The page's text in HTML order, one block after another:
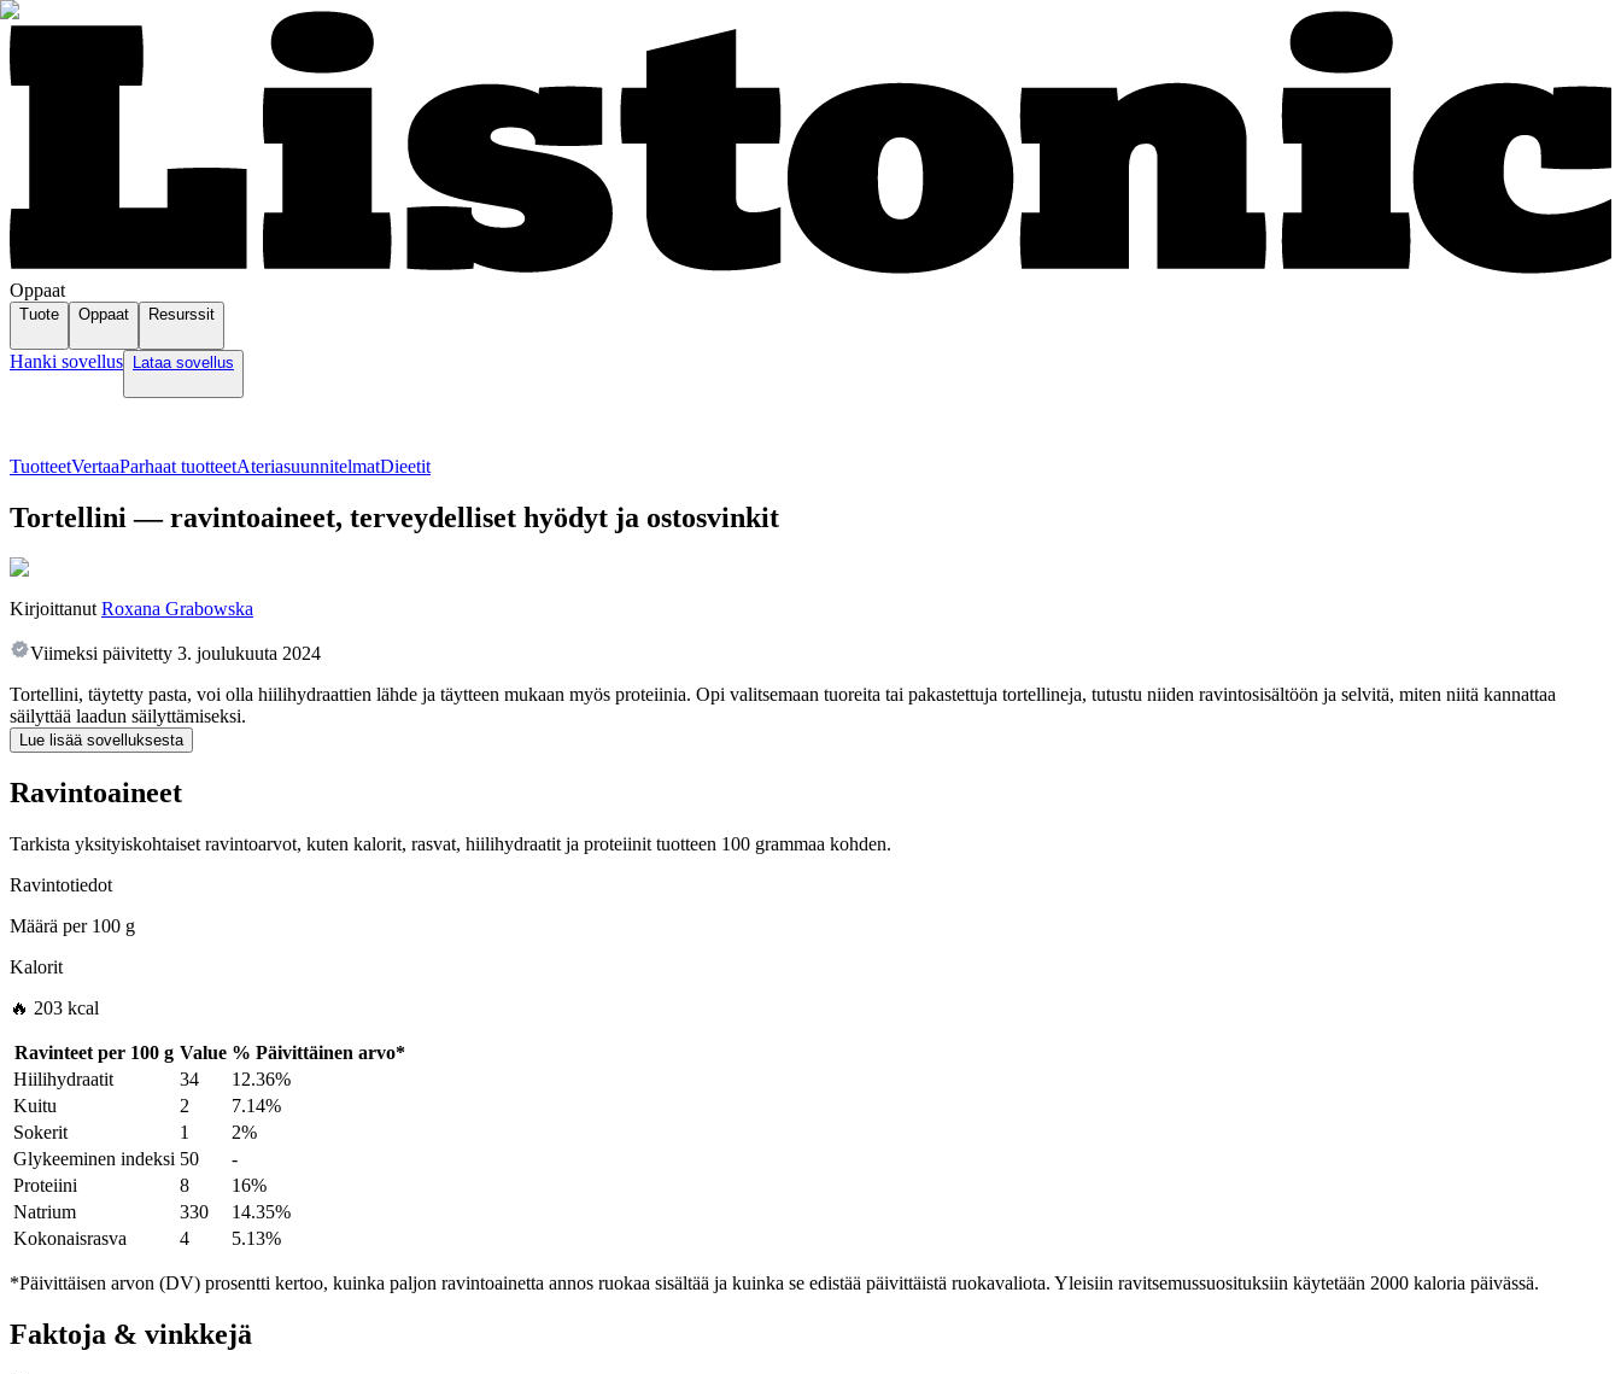
Oppaat
Tuote Oppaat Resurssit
Hanki sovellus Lataa sovellus
TuotteetVertaaParhaat tuotteetAteriasuunnitelmatDieetit
Tortellini — ravintoaineet, terveydelliset hyödyt ja ostosvinkit
Kirjoittanut Roxana Grabowska
Viimeksi päivitetty 3. joulukuuta 2024
Tortellini, täytetty pasta, voi olla hiilihydraattien lähde ja täytteen mukaan myös proteiinia. Opi valitsemaan tuoreita tai pakastettuja tortellineja, tutustu niiden ravintosisältöön ja selvitä, miten niitä kannattaa
säilyttää laadun säilyttämiseksi.
Lue lisää sovelluksesta
Ravintoaineet
Tarkista yksityiskohtaiset ravintoarvot, kuten kalorit, rasvat, hiilihydraatit ja proteiinit tuotteen 100 grammaa kohden.
Ravintotiedot
Määrä per100 g
Kalorit
🔥 203 kcal
Ravinteet per 100 g Value % Päivittäinen arvo*
Hiilihydraatit
34
12.36%
Kuitu
2
7.14%
Sokerit
1
2%
Glykeeminen indeksi 50
-
Proteiini
8
16%
Natrium
330
14.35%
Kokonaisrasva
4 5.13%
*Päivittäisen arvon (DV) prosentti kertoo, kuinka paljon ravintoainetta annos ruokaa sisältää ja kuinka se edistää päivittäistä ruokavaliota. Yleisiin ravitsemussuosituksiin käytetään 2000 kaloria päivässä.
Faktoja & vinkkejä